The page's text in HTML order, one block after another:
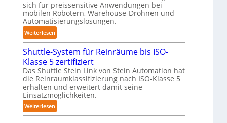
ü
r
T
a
u
c
h
r
o
b
o
t
r
u
n
g
s
t
r
e
f
f
2
0
2
a
n
d
l
i
n
g
-
S
y
s
t
sich für preissensitive Anwendungen bei
mobilen Robotern, Warehouse-Drohnen und
Automatisierungslösungen.
Weiterlesen:
K
o
m
p
a
k
t
e
Shuttle-System für Reinräume bis ISO-
Klasse 5 zertifiziert
Das Shuttle Stein Link von Stein Automation hat
die Reinraumklassifizierung nach ISO-Klasse 5
erhalten und erweitert damit seine
Einsatzmöglichkeiten.
Weiterlesen:
S